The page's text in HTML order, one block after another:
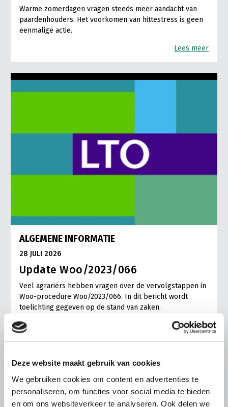
Deze website maakt gebruik van cookies
We gebruiken cookies om content en advertenties te
personaliseren, om functies voor social media te bieden
en om ons websiteverkeer te analyseren. Ook delen we
Warme zomerdagen vragen steeds meer aandacht van
paardenhouders. Het voorkomen van hittestress is geen
eenmalige actie.
Lees meer
ALGEMENE INFORMATIE
28 JULI 2026
Update Woo/2023/066
Veel agrariërs hebben vragen over de vervolgstappen in
Woo-procedure Woo/2023/066. In dit bericht wordt
toelichting gegeven op de stand van zaken.
Lees meer